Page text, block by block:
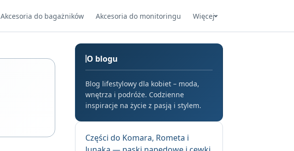
Akcesoria do bagażników Akcesoria do monitoringu Więcej
O blogu
Blog lifestylowy dla kobiet – moda,
wnętrza i podróże. Codzienne
inspiracje na życie z pasją i stylem.
Części do Komara, Rometa i